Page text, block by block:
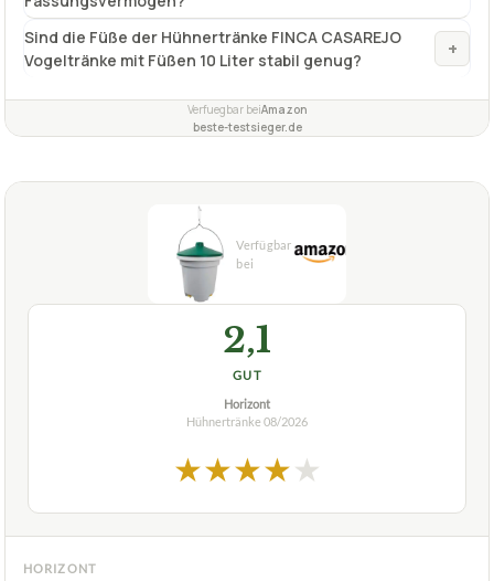
Sind die Füße der Hühnertränke FINCA CASAREJO
Vogeltränke mit Füßen 10 Liter stabil genug?
+
Verfuegbar beiAmazon
beste-testsieger.de
2,1
GUT
Horizont
Hühnertränke 08/2026
★★★★★
HORIZONT